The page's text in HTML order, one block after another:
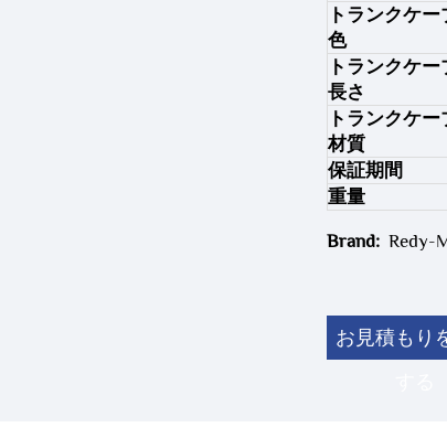
トランクケ
色
トランクケ
長さ
トランクケ
材質
保証期間
重量
Brand: Redy-
お見積もり